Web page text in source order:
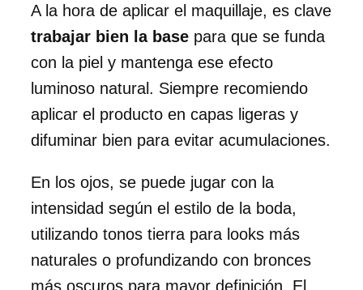
A la hora de aplicar el maquillaje, es clave
trabajar bien la base para que se funda
con la piel y mantenga ese efecto
luminoso natural. Siempre recomiendo
aplicar el producto en capas ligeras y
difuminar bien para evitar acumulaciones.
En los ojos, se puede jugar con la
intensidad según el estilo de la boda,
utilizando tonos tierra para looks más
naturales o profundizando con bronces
más oscuros para mayor definición. El